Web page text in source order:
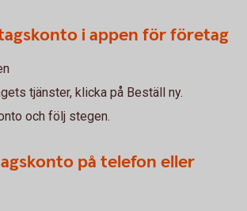
i appen för företag
tjänster, klicka på Beställ ny.
och följ stegen.
på telefon eller